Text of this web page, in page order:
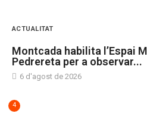
ACTUALITAT
Montcada habilita l’Espai
Pedrereta per a observar...
6 d'agost de 2026
4